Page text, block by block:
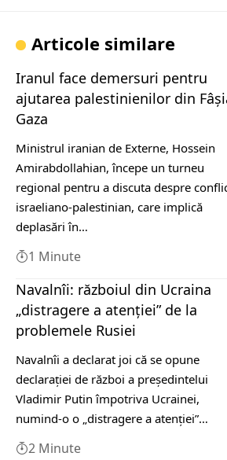
Articole similare
Iranul face demersuri pentru
ajutarea palestinienilor din
Gaza
Ministrul iranian de Externe, Hossein
Amirabdollahian, începe un turneu
regional pentru a discuta despre
israeliano-palestinian, care implică
deplasări în…
1 Minute
Navalnîi: războiul din Ucraina
„distragere a atenției” de la
problemele Rusiei
Navalnîi a declarat joi că se opune
declarației de război a președintelui
Vladimir Putin împotriva Ucrainei,
numind-o o „distragere a atenției”…
2 Minute